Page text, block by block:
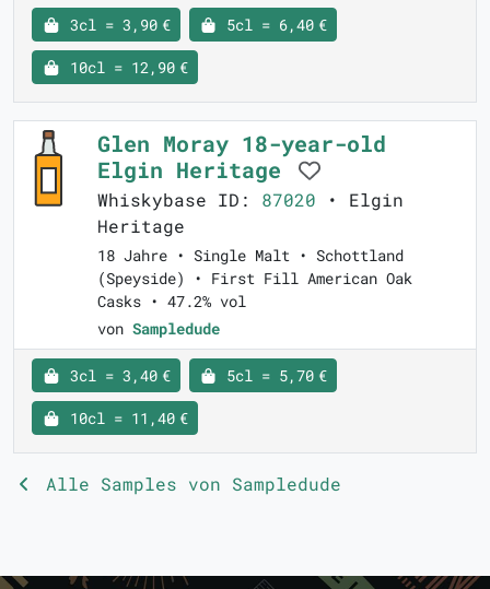
3cl = 3,90 € 5cl = 6,40 €
10cl = 12,90 €
Glen Moray 18-year-old
Elgin Heritage
Whiskybase ID: 87020 • Elgin
Heritage
18 Jahre • Single Malt • Schottland
(Speyside) • First Fill American Oak
Casks • 47.2% vol
von Sampledude
3cl = 3,40 € 5cl = 5,70 €
10cl = 11,40 €
Alle Samples von Sampledude